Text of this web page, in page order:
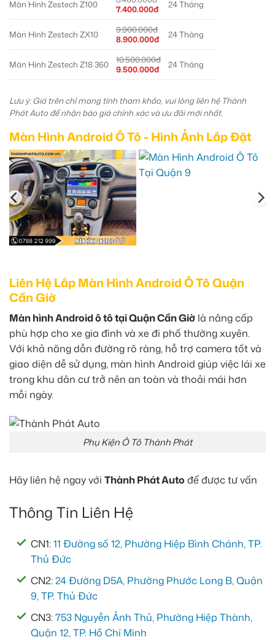
Màn Hình Zestech Z100
7.400.000đ
24 Tháng
Màn Hình Zestech ZX10
9.900.000đ
8.900.000đ
24 Tháng
Màn Hình Zestech Z18 360
10.500.000đ
9.500.000đ
24 Tháng
Lưu ý: Giá trên chỉ mang tính tham khảo, vui lòng liên hệ Thành
Phát Auto để nhận báo giá chính xác và ưu đãi mới nhất.
Màn Hình Android Ô Tô - Hình Ảnh Lắp Đặt
Liên Hệ Lắp Màn Hình Android Ô Tô Quận
Cần Giờ
Màn hình Android ô tô tại Quận Cần Giờ là nâng cấp
phù hợp cho xe gia đình và xe đi phố thường xuyên.
Với khả năng dẫn đường rõ ràng, hỗ trợ camera tốt và
giao diện dễ sử dụng, màn hình Android giúp việc lái xe
trong khu dân cư trở nên an toàn và thoải mái hơn
mỗi ngày.
Phụ Kiện Ô Tô Thành Phát
Hãy liên hệ ngay với Thành Phát Auto để được tư vấn
Thông Tin Liên Hệ
CN1:11 Đường số 12, Phường Hiệp Bình Chánh, TP.
Thủ Đức
CN2:24 Đường D5A, Phường Phước Long B, Quận
9, TP. Thủ Đức
CN3:753 Nguyễn Ảnh Thủ, Phường Hiệp Thành,
Quận 12, TP. Hồ Chí Minh